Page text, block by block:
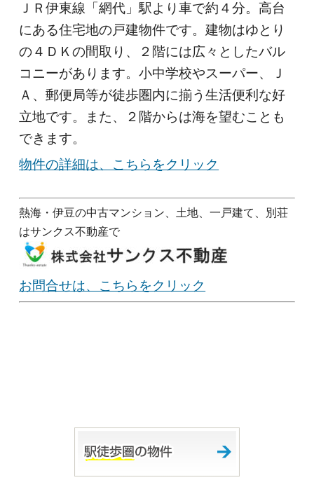
ＪＲ伊東線「網代」駅より車で約４分。高台
にある住宅地の戸建物件です。建物はゆとり
の４ＤＫの間取り、２階には広々としたバル
コニーがあります。小中学校やスーパー、Ｊ
Ａ、郵便局等が徒歩圏内に揃う生活便利な好
立地です。また、２階からは海を望むことも
できます。
物件の詳細は、こちらをクリック
熱海・伊豆の中古マンション、土地、一戸建て、別荘
はサンクス不動産で
お問合せは、こちらをクリック